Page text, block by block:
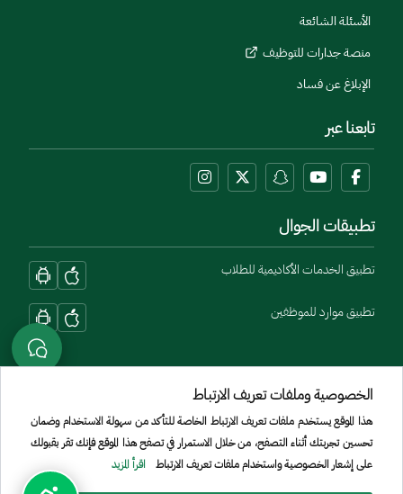
الأسئلة الشائعة
منصة جدارات للتوظيف
الإبلاغ عن فساد
تابعنا عبر
تطبيقات الجوال
تطبيق الخدمات الأكاديمية للطلاب
تطبيق موارد للموظفين
Menu Copyright
الشروط والأحكام سياسة الخصوصيةالموقع الجغرافيخريطة الموقع
الخصوصية وملفات تعريف الارتباط
هذا الموقع يستخدم ملفات تعريف الارتباط الخاصة للتأكد من سهولة الاستخدام وضمان
تحسين تجربتك أثناء التصفح، من خلال الاستمرار في تصفح هذا الموقع فإنك تقر بقبولك
على إشعار الخصوصية واستخدام ملفات تعريف الارتباط
اقرأ المزيد